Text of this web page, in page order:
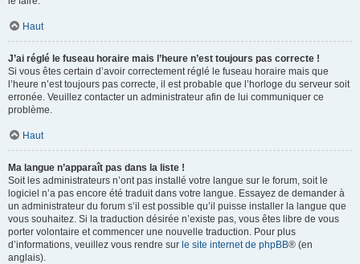
Haut
J’ai réglé le fuseau horaire mais l’heure n’est toujours pas correcte !
Si vous êtes certain d’avoir correctement réglé le fuseau horaire mais que
l’heure n’est toujours pas correcte, il est probable que l’horloge du serveur soit
erronée. Veuillez contacter un administrateur afin de lui communiquer ce
problème.
Haut
Ma langue n’apparaît pas dans la liste !
Soit les administrateurs n’ont pas installé votre langue sur le forum, soit le
logiciel n’a pas encore été traduit dans votre langue. Essayez de demander à
un administrateur du forum s’il est possible qu’il puisse installer la langue que
vous souhaitez. Si la traduction désirée n’existe pas, vous êtes libre de vous
porter volontaire et commencer une nouvelle traduction. Pour plus
d’informations, veuillez vous rendre sur le site internet de phpBB® (en
anglais).